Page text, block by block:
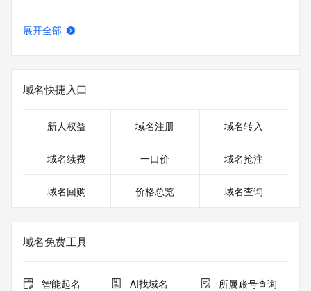
展开全部
域名快捷入口
新人权益 域名注册 域名转入
域名续费 一口价 域名抢注
域名回购 价格总览 域名查询
域名免费工具
智能起名 AI找域名 所属账号查询